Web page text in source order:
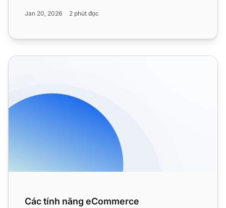
Jan 20, 2026 2 phút đọc
Các tính năng eCommerce
Các tính năng eCommerce